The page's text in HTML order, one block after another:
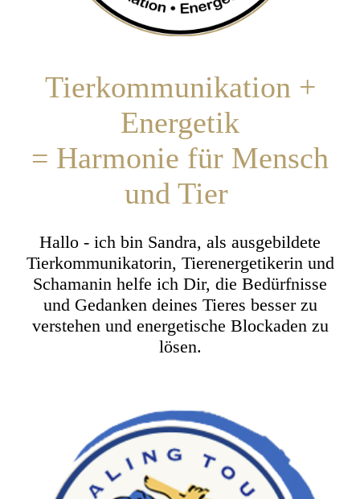
Tierkommunikation +
Energetik
= Harmonie für Mensch
und Tier
Hallo - ich bin Sandra, als ausgebildete
Tierkommunikatorin, Tierenergetikerin und
Schamanin helfe ich Dir, die Bedürfnisse
und Gedanken deines Tieres besser zu
verstehen und energetische Blockaden zu
lösen.